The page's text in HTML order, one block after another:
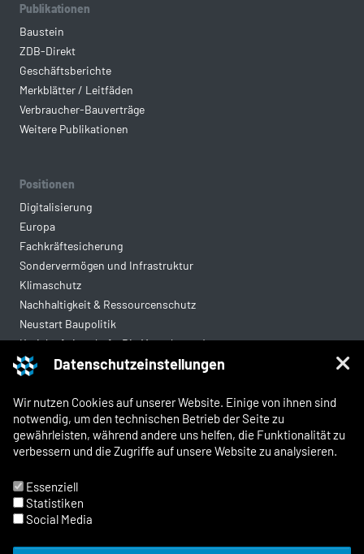
Datenschutzeinstellungen
Wir nutzen Cookies auf unserer Website. Einige von ihnen sind
notwendig, um den technischen Betrieb der Seite zu
gewährleisten, während andere uns helfen, die Funktionalität zu
verbessern und die Zugriffe auf unsere Website zu analysieren.
Essenziell
Statistiken
Social Media
Publikationen
Baustein
ZDB-Direkt
Geschäftsberichte
Merkblätter / Leitfäden
Verbraucher-Bauverträge
Weitere Publikationen
Positionen
Digitalisierung
Europa
Fachkräftesicherung
Sondervermögen und Infrastruktur
Klimaschutz
Nachhaltigkeit & Ressourcenschutz
Neustart Baupolitik
Kreislaufwirtschaft: Die Mantelverordnung
Mittelstandsgerechte Vergabe
Rechtliches
Kontakt
Impressum
Datenschutz
Whistleblowing und Meldewege